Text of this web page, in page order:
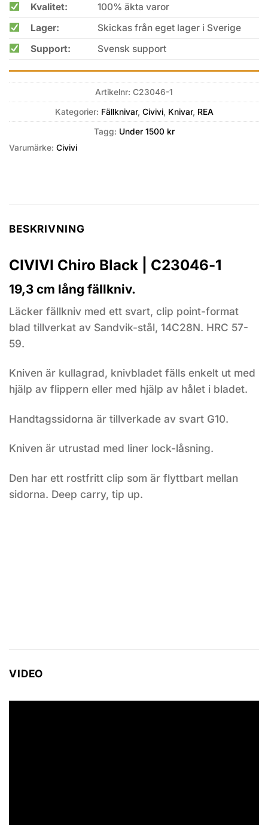
Kvalitet:
100% äkta varor
Lager:
Skickas från eget lager i Sverige
Support:
Svensk support
Artikelnr: C23046-1
Kategorier: Fällknivar, Civivi, Knivar, REA
Tagg: Under 1500 kr
Varumärke: Civivi
BESKRIVNING
CIVIVI Chiro Black | C23046-1
19,3 cm lång fällkniv.
Läcker fällkniv med ett svart, clip point-format
blad tillverkat av Sandvik-stål, 14C28N. HRC 57-
59.
Kniven är kullagrad, knivbladet fälls enkelt ut med
hjälp av flippern eller med hjälp av hålet i bladet.
Handtagssidorna är tillverkade av svart G10.
Kniven är utrustad med liner lock-låsning.
Den har ett rostfritt clip som är flyttbart mellan
sidorna. Deep carry, tip up.
VIDEO